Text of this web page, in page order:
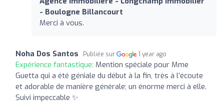
- Boulogne Billancourt
Merci à vous.
Noha Dos Santos Publiée sur 1 year ago
Expérience fantastique: Mention spéciale pour Mme
Guetta qui a été géniale du début à la fin, très à l’écoute
et adorable de manière générale; un énorme merci à elle.
Suivi impeccable ✨